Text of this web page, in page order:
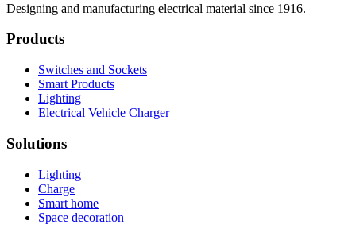
Designing and manufacturing electrical material since 1916.
Products
Switches and Sockets
Smart Products
Lighting
Electrical Vehicle Charger
Solutions
Lighting
Charge
Smart home
Space decoration